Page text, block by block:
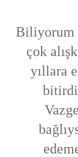
Biliyorum
çok
yıllara